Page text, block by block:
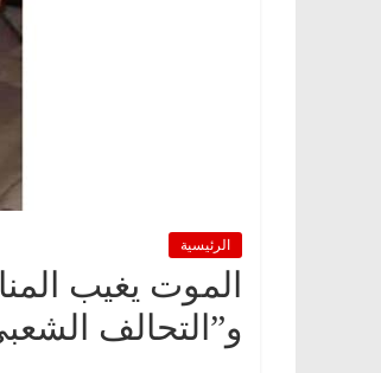
الرئيسية
الموت يغيب
و”التحالف